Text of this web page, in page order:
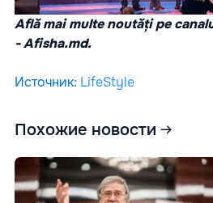
Află mai multe noutăți pe
-Afisha.md.
Источник: LifeStyle
Похожие новости